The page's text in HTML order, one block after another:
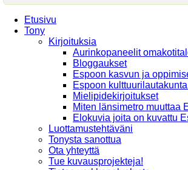
Etusivu
Tony
Kirjoituksia
Aurinkopaneelit
Bloggaukset
Espoon kasvun ja
Espoon
Mielipidekirjoitukset
Miten länsimetro muuttaa
Elokuvia joita on kuvattu
Luottamustehtäväni
Tonysta sanottua
Ota yhteyttä
Tue kuvausprojekteja!